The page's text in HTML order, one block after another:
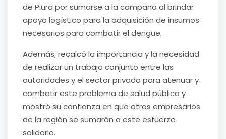
de Piura por sumarse a la campaña al brindar
apoyo logístico para la adquisición de insumos
necesarios para combatir el dengue.
Además, recalcó la importancia y la necesidad
de realizar un trabajo conjunto entre las
autoridades y el sector privado para atenuar y
combatir este problema de salud pública y
mostró su confianza en que otros empresarios
de la región se sumarán a este esfuerzo
solidario.